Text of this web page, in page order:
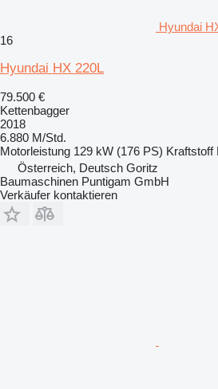
Hyundai
16
Hyundai HX 220L
79.500 €
Kettenbagger
2018
6.880 M/Std.
Motorleistung 129 kW (176 PS) Kraftstoff
Österreich, Deutsch Goritz
Baumaschinen Puntigam GmbH
Verkäufer kontaktieren